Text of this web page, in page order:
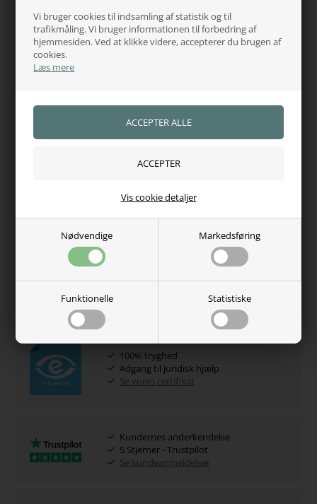
Vi bruger cookies til indsamling af statistik og til
trafikmåling. Vi bruger informationen til forbedring af
hjemmesiden. Ved at klikke videre, accepterer du brugen af
cookies.
Læs mere
Nødvendige Markedsføring
Funktionelle Statistiske
Vis cookie detaljer
fordeler tryk, mindsker friktion og beskytter pelsen.
Funktioner:
Dobbelt frontlukning
Aftagelig elastisk halestropmed plastikbelægning for
Kan anvendes somstalddækken, transportdækken og
Størrelser: 70, 80, 90, 100, 110 cm
7102
Hvorfor handle hos os?
100% tryghed
Adgang til juridisk hjælp
Se vores certifikat
Kundernes anderkendelse
5 Stjerner - Trustpilot
Se kundeanmeldelser